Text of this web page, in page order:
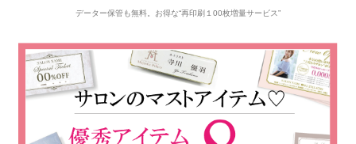
データー保管も無料。お得な“再印刷１00枚増量サービス”